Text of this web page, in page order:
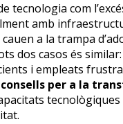
tecnologia com
amb
a la trampa
dos casos és
i empleats
consells per a la